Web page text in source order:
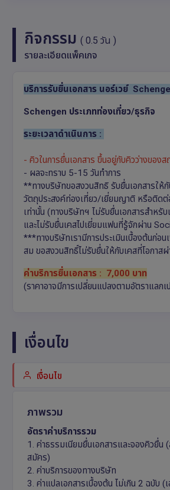
กิจกรรม( 0.5 วัน )
รายละเอียดแพ็คเกจ
บริการรับยื่นเอกสาร นอร์เวย์
Schengen ประเภทท่องเที่ยว/ธุรกิจ
ระยะเวลาดำเนินการ :
- คิวในการยื่นเอกสาร ขึ้นอยู่กับคิวว่างของส
- ผลจะทราบ 5-15 วันทำการ
**ทางบริษัทขอสงวนสิทธิ รับยื่นเอกสารให้
วัตถุประสงค์ท่องเที่ยว/เยี่ยมญาติ หรือติดต่
เท่านั้น (ทางบริษัทฯ ไม่รับยื่นเอกสารสำหรั
และไม่รับยื่นเคสไปเยี่ยมแฟนที่รู้จักผ่าน
***ทางบริษัทเรามีการประเมินเบื้องต้นก่อน
สม ขอสงวนสิทธิ์ไม่รับยื่นให้กับเคสที่โอกาส
ค่าบริการยื่นเอกสาร: 7,000 บาท
(ราคาอาจมีการเปลี่ยนแปลงตามอัตราแลกเ
เงื่อนไข
เงื่อนไข
ภาพรวม
อัตราค่าบริการรวม
1. ค่าธรรมเนียมยื่นเอกสารและจองคิวยื่น
สมัคร)
2. ค่าบริการของทางบริษัท
3. ค่าแปลเอกสารเบื้องต้น ไม่เกิน 2 ฉบับ (